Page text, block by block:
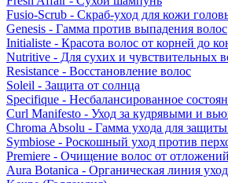
Fusio-Scrub - Скраб-уход для кожи
Genesis - Гамма против выпадения волос
Initialiste - Красота волос от корней до
Nutritive - Для сухих и чувствительных
Resistance - Восстановление волос
Soleil - Защита от солнца
Specifique - Несбалансированное
Curl Manifesto - Уход за кудрявыми и
Chroma Absolu - Гамма ухода для
Symbiose - Роскошный уход против
Premiere - Очищение волос от
Aura Botanica - Органическая линия